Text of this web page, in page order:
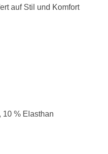
auf Stil und Komfort
10 % Elasthan